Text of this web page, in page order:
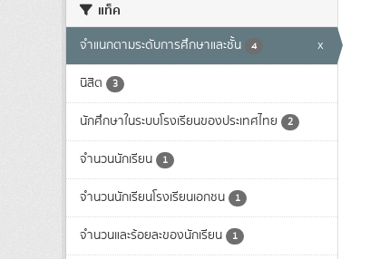
แท็ค
จำแนกตามระดับการศึกษาและชั้น 4 x
นิสิต 3
นักศึกษาในระบบโรงเรียนของประเทศไทย 2
จำนวนนักเรียน 1
จำนวนนักเรียนโรงเรียนเอกชน 1
จำนวนและร้อยละของนักเรียน 1